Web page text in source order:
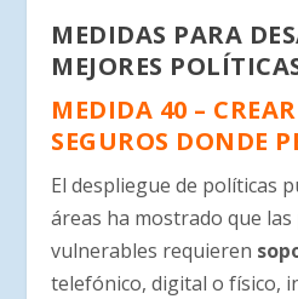
MEDIDAS PARA
MEJORES
MEDIDA 40 –
SEGUROS DONDE
El despliegue de políticas
áreas ha mostrado que
vulnerables requieren
telefónico, digital o físico,